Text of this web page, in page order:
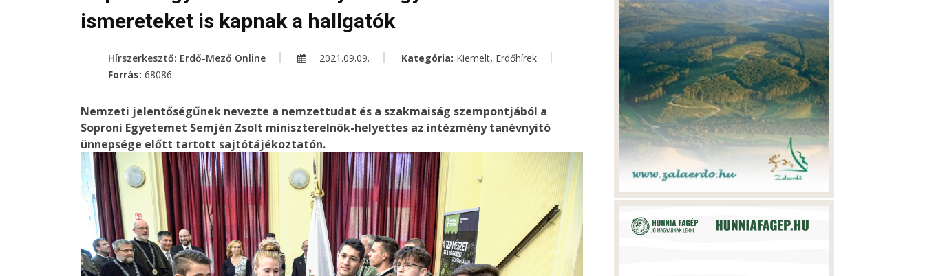
ismereteket is kapnak a hallgatók
Hírszerkesztő: Erdő-Mező Online 2021.09.09. Kategória: Kiemelt, Erdőhírek
Forrás: 68086
Nemzeti jelentőségűnek nevezte a nemzettudat és a szakmaiság szempontjából a
Soproni Egyetemet Semjén Zsolt miniszterelnök-helyettes az intézmény tanévnyitó
ünnepsége előtt tartott sajtótájékoztatón.